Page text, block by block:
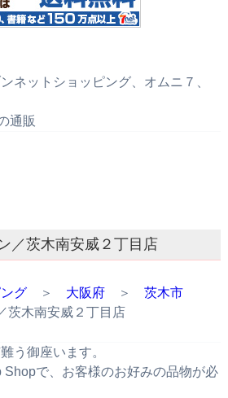
ネットショッピング、オムニ７、
通販
／茨木南安威２丁目店
グ＞ 大阪府＞ 茨木市
茨木南安威２丁目店
う御座います。
Shopで、お客様のお好みの品物が必